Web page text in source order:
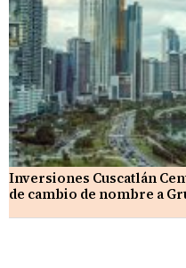
Inversiones Cuscatlán
de cambio de nombre a